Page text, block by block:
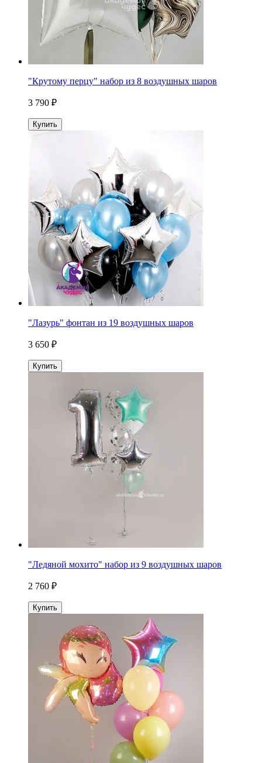
"Крутому перцу" набор из 8 воздушных шаров
3 790 ₽
Купить
"Лазурь" фонтан из 19 воздушных шаров
3 650 ₽
Купить
"Ледяной мохито" набор из 9 воздушных шаров
2 760 ₽
Купить